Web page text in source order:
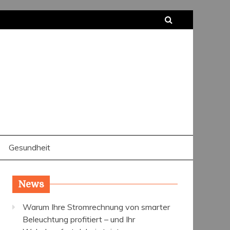
Gesundheit
News
Warum Ihre Stromrechnung von smarter
Beleuchtung profitiert – und Ihr